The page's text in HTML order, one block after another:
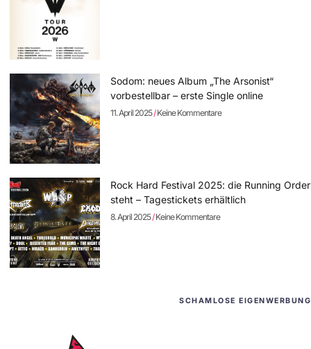
Sodom: neues Album „The Arsonist“
vorbestellbar – erste Single online
11. April 2025 Keine Kommentare
Rock Hard Festival 2025: die Running Order
steht – Tagestickets erhältlich
8. April 2025 Keine Kommentare
SCHAMLOSE EIGENWERBUNG